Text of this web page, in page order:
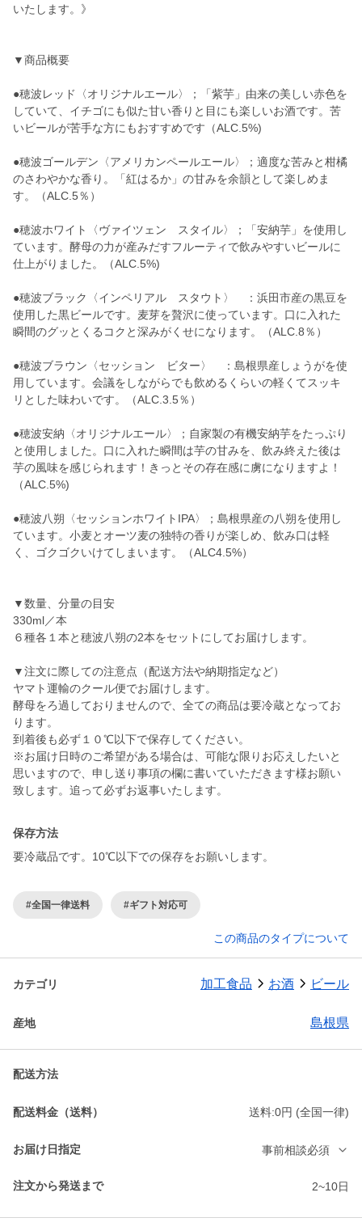
いたします。》
▼商品概要
●穂波レッド〈オリジナルエール〉；「紫芋」由来の美しい赤色を
していて、イチゴにも似た甘い香りと目にも楽しいお酒です。苦
いビールが苦手な方にもおすすめです（ALC.5%)
●穂波ゴールデン〈アメリカンペールエール〉；適度な苦みと柑橘
のさわやかな香り。「紅はるか」の甘みを余韻として楽しめま
す。（ALC.5％）
●穂波ホワイト〈ヴァイツェン スタイル〉；「安納芋」を使用し
ています。酵母の力が産みだすフルーティで飲みやすいビールに
仕上がりました。（ALC.5%)
●穂波ブラック〈インペリアル スタウト〉 ：浜田市産の黒豆を
使用した黒ビールです。麦芽を贅沢に使っています。口に入れた
瞬間のグッとくるコクと深みがくせになります。（ALC.8％）
●穂波ブラウン〈セッション ビター〉 ：島根県産しょうがを使
用しています。会議をしながらでも飲めるくらいの軽くてスッキ
リとした味わいです。（ALC.3.5％）
●穂波安納〈オリジナルエール〉；自家製の有機安納芋をたっぷり
と使用しました。口に入れた瞬間は芋の甘みを、飲み終えた後は
芋の風味を感じられます！きっとその存在感に虜になりますよ！
（ALC.5%)
●穂波八朔〈セッションホワイトIPA〉；島根県産の八朔を使用し
ています。小麦とオーツ麦の独特の香りが楽しめ、飲み口は軽
く、ゴクゴクいけてしまいます。（ALC4.5%）
▼数量、分量の目安
330ml／本
６種各１本と穂波八朔の2本をセットにしてお届けします。
▼注文に際しての注意点（配送方法や納期指定など）
ヤマト運輸のクール便でお届けします。
酵母をろ過しておりませんので、全ての商品は要冷蔵となってお
ります。
到着後も必ず１０℃以下で保存してください。
※お届け日時のご希望がある場合は、可能な限りお応えしたいと
思いますので、申し送り事項の欄に書いていただきます様お願い
致します。追って必ずお返事いたします。
保存方法
要冷蔵品です。10℃以下での保存をお願いします。
#全国一律送料 #ギフト対応可
この商品のタイプについて
カテゴリ 加工食品 お酒 ビール
産地 島根県
配送方法
配送料金（送料） 送料:0円 (全国一律)
お届け日指定 事前相談必須
注文から発送まで 2~10日